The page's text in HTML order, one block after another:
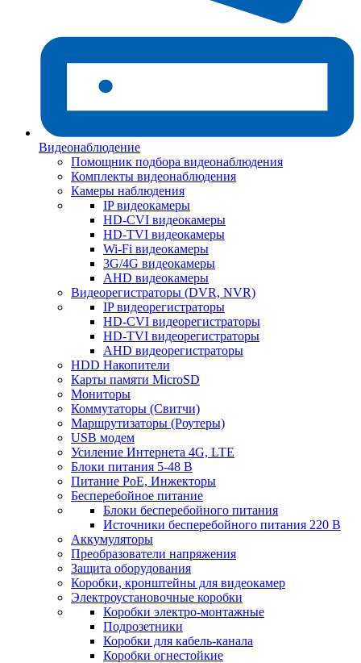
Видеонаблюдение
Помощник подбора видеонаблюдения
Комплекты видеонаблюдения
Камеры наблюдения
IP видеокамеры
HD-CVI видеокамеры
HD-TVI видеокамеры
Wi-Fi видеокамеры
3G/4G видеокамеры
AHD видеокамеры
Видеорегистраторы (DVR, NVR)
IP видеорегистраторы
HD-CVI видеорегистраторы
HD-TVI видеорегистраторы
AHD видеорегистраторы
HDD Накопители
Карты памяти MicroSD
Мониторы
Коммутаторы (Свитчи)
Маршрутизаторы (Роутеры)
USB модем
Усиление Интернета 4G, LTE
Блоки питания 5-48 В
Питание PoE, Инжекторы
Бесперебойное питание
Блоки бесперебойного питания
Источники бесперебойного питания 220 В
Аккумуляторы
Преобразователи напряжения
Защита оборудования
Коробки, кронштейны для видеокамер
Электроустановочные коробки
Коробки электро-монтажные
Подрозетники
Коробки для кабель-канала
Коробки огнестойкие